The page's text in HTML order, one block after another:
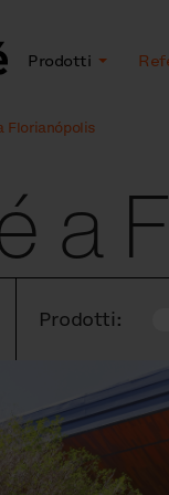
Prodotti
Florianópolis
a
Prodotti: